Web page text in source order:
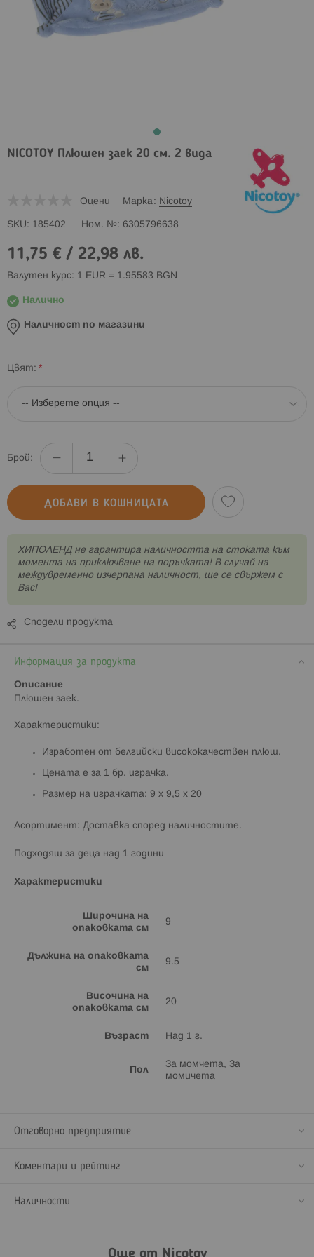
NICOTOY Плюшен заек 20 см. 2 вида
Оцени Марка Nicotoy
SKU 185402 Ном. № 6305796638
11,75 € / 22,98 лв.
Валутен курс: 1 EUR = 1.95583 BGN
Налично
Наличност по магазини
Цвят
Брой:
ДОБАВИ В КОШНИЦАТА
XИПОЛЕНД не гарантира наличността на стоката към
момента на приключване на поръчката! В случай на
междувременно изчерпана наличност, ще се свържем с
Вас!
Сподели продукта
Информация за продукта
Описание
Плюшен заек.
Характеристики:
Изработен от белгийски висококачествен плюш.
Цената е за 1 бр. играчка.
Размер на играчката: 9 x 9,5 x 20
Асортимент: Доставка според наличностите.
Подходящ за деца над 1 години
Характеристики
Широчина на
опаковката см
9
Дължина на опаковката
см
9.5
Височина на
опаковката см
20
Възраст Над 1 г.
Пол
За момчета, За
момичета
Отговорно предприятие
Коментари и рейтинг
Наличности
Още от Nicotoy